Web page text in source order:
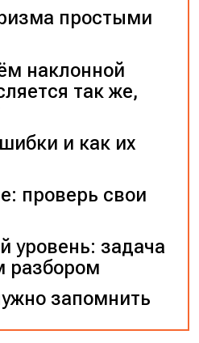
простыми
наклонной
так же,
и как их
проверь свои
уровень: задача
запомнить